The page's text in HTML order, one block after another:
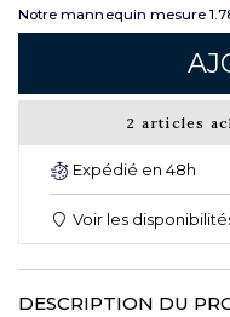
Notre mannequin mesure
2 articles
Expédié en 48h
Voir les
DESCRIPTION DU